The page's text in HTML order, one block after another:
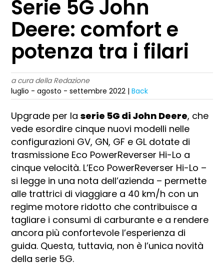
Serie 5G John
Deere: comfort e
potenza tra i filari
a cura della Redazione
luglio - agosto - settembre 2022 |Back
Upgrade per laserie 5G di John Deere, che
vede esordire cinque nuovi modelli nelle
configurazioni GV, GN, GF e GL dotate di
trasmissione Eco PowerReverser Hi-Lo a
cinque velocità. L’Eco PowerReverser Hi-Lo –
si legge in una nota dell’azienda – permette
alle trattrici di viaggiare a 40 km/h con un
regime motore ridotto che contribuisce a
tagliare i consumi di carburante e a rendere
ancora più confortevole l’esperienza di
guida. Questa, tuttavia, non è l’unica novità
della serie 5G.